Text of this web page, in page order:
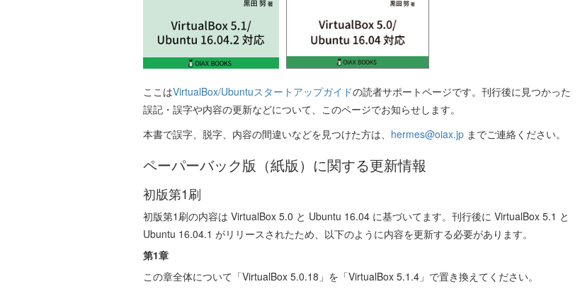
ここはVirtualBox/Ubuntuスタートアップガイドの読者サポートページです。刊行後に見つかった
誤記・誤字や内容の更新などについて、このページでお知らせします。
本書で誤字、脱字、内容の間違いなどを見つけた方は、 hermes@oiax.jp までご連絡ください。
ペーパーバック版（紙版）に関する更新情報
初版第1刷
初版第1刷の内容は VirtualBox 5.0 と Ubuntu 16.04 に基づいてます。刊行後に VirtualBox 5.1 と
Ubuntu 16.04.1 がリリースされたため、以下のように内容を更新する必要があります。
第1章
この章全体について「VirtualBox 5.0.18」を「VirtualBox 5.1.4」で置き換えてください。